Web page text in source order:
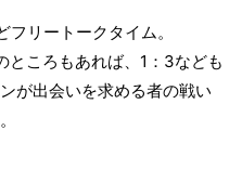
リートークタイム。
ところもあれば、1：3なども
が出会いを求める者の戦い